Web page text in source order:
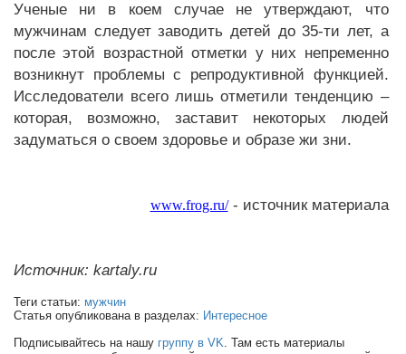
Ученые ни в коем случае не утверждают, что
мужчинам следует заводить детей до 35-ти лет, а
после этой возрастной отметки у них непременно
возникнут проблемы с репродуктивной функцией.
Исследователи всего лишь отметили тенденцию –
которая, возможно, заставит некоторых людей
задуматься о своем здоровье и образе жи зни.
www.frog.ru/- источник материала
Источник: kartaly.ru
Теги статьи: мужчин
Статья опубликована в разделах: Интересное
Подписывайтесь на нашу группу в VK. Там есть материалы